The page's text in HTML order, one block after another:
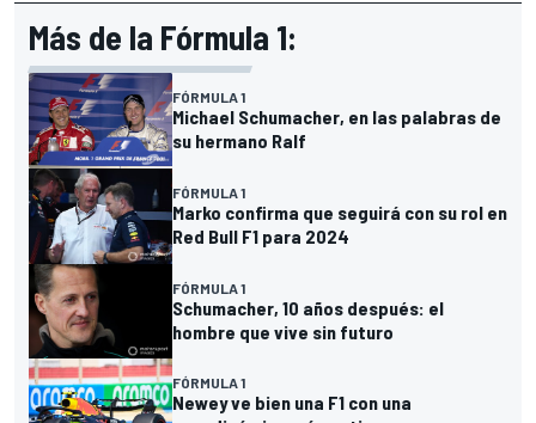
Más de la Fórmula 1:
FÓRMULA 1
Michael Schumacher, en las palabras de
su hermano Ralf
FÓRMULA 1
Marko confirma que seguirá con su rol en
Red Bull F1 para 2024
FÓRMULA 1
Schumacher, 10 años después: el
hombre que vive sin futuro
FÓRMULA 1
Newey ve bien una F1 con una